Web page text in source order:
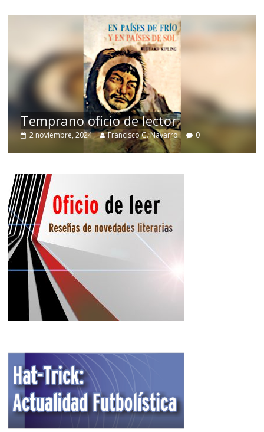
Temprano oficio de lector
2 noviembre, 2024 Francisco G. Navarro 0